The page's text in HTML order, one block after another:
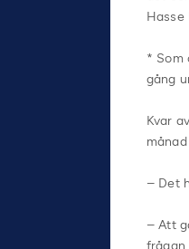
Hasse
* Som
gång
Kvar
– Det
– Att